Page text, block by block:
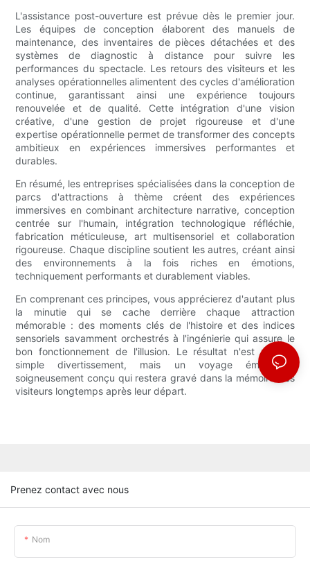
L'assistance post-ouverture est prévue dès le premier jour.
Les équipes de conception élaborent des manuels de
maintenance, des inventaires de pièces détachées et des
systèmes de diagnostic à distance pour suivre les
performances du spectacle. Les retours des visiteurs et les
analyses opérationnelles alimentent des cycles d'amélioration
continue, garantissant ainsi une expérience toujours
renouvelée et de qualité. Cette intégration d'une vision
créative, d'une gestion de projet rigoureuse et d'une
expertise opérationnelle permet de transformer des concepts
ambitieux en expériences immersives performantes et
durables.
En résumé, les entreprises spécialisées dans la conception de
parcs d'attractions à thème créent des expériences
immersives en combinant architecture narrative, conception
centrée sur l'humain, intégration technologique réfléchie,
fabrication méticuleuse, art multisensoriel et collaboration
rigoureuse. Chaque discipline soutient les autres, créant ainsi
des environnements à la fois riches en émotions,
techniquement performants et durablement viables.
En comprenant ces principes, vous apprécierez d'autant plus
la minutie qui se cache derrière chaque attraction
mémorable : des moments clés de l'histoire et des indices
sensoriels savamment orchestrés à l'ingénierie qui assure le
bon fonctionnement de l'illusion. Le résultat n'est pas un
simple divertissement, mais un voyage émotionnel
soigneusement conçu qui restera gravé dans la mémoire des
visiteurs longtemps après leur départ.
Prenez contact avec nous
Nom